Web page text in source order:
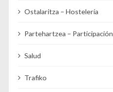
Ostalaritza – Hostelería
Partehartzea – Participación
Salud
Trafiko